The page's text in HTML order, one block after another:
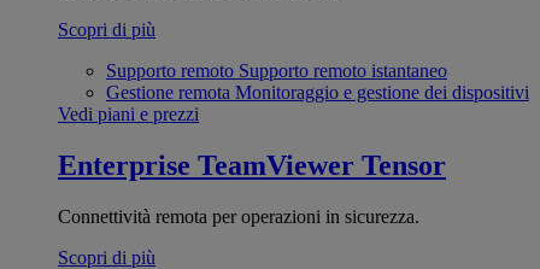
Scopri di più
Supporto remoto Supporto remoto istantaneo
Gestione remota Monitoraggio e gestione dei dispositivi
Vedi piani e prezzi
Enterprise TeamViewer Tensor
Connettività remota per operazioni in sicurezza.
Scopri di più